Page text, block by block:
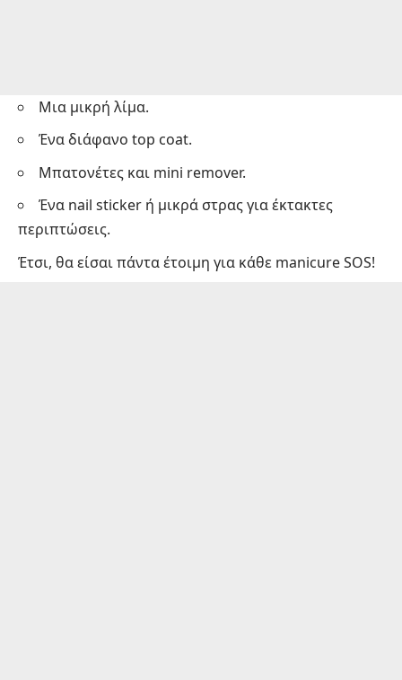
Μια μικρή λίμα.
Ένα διάφανο top coat.
Μπατονέτες και mini remover.
Ένα nail sticker ή μικρά στρας για έκτακτες
περιπτώσεις.
Έτσι, θα είσαι πάντα έτοιμη για κάθε manicure SOS!